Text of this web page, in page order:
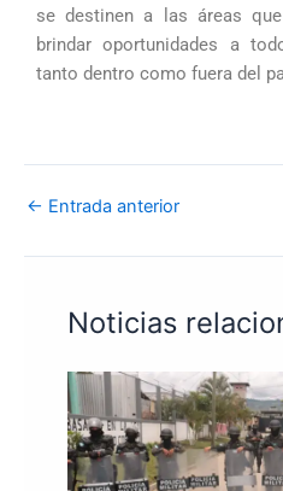
se destinen a las áreas
brindar oportunidades a
tanto dentro como fuera del
← Entrada anterior
Noticias